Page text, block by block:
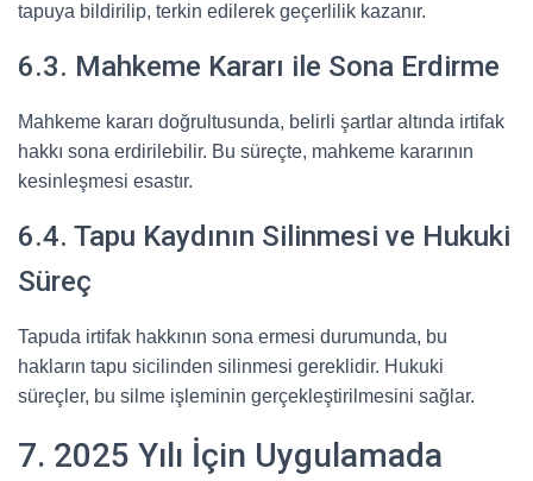
tapuya bildirilip, terkin edilerek geçerlilik kazanır.
6.3. Mahkeme Kararı ile Sona Erdirme
Mahkeme kararı doğrultusunda, belirli şartlar altında irtifak
hakkı sona erdirilebilir. Bu süreçte, mahkeme kararının
kesinleşmesi esastır.
6.4. Tapu Kaydının Silinmesi ve Hukuki
Süreç
Tapuda irtifak hakkının sona ermesi durumunda, bu
hakların tapu sicilinden silinmesi gereklidir. Hukuki
süreçler, bu silme işleminin gerçekleştirilmesini sağlar.
7. 2025 Yılı İçin Uygulamada